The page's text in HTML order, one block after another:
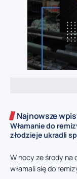
Najnowsze
Włamanie do
złodzieje ukradli
W nocy ze środy
włamali się do